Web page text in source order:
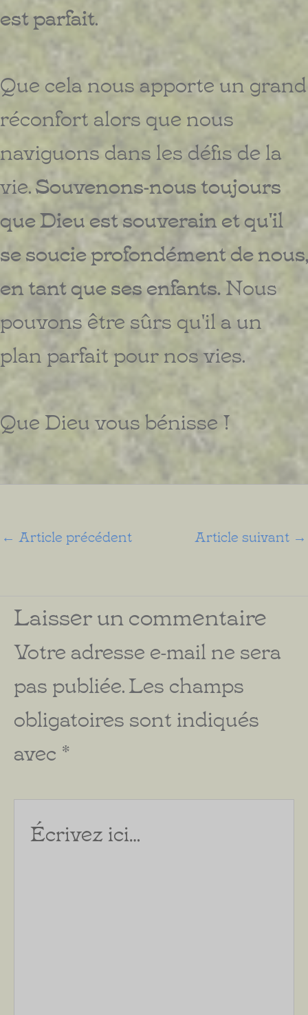
est parfait.
Que cela nous apporte un grand
réconfort alors que nous
naviguons dans les défis de la
vie.Souvenons-nous toujours
que Dieu est souverain et qu'il
se soucie profondément de nous,
en tant que ses enfants.Nous
pouvons être sûrs qu'il a un
plan parfait pour nos vies.
Que Dieu vous bénisse !
← Article précédent Article suivant →
Laisser un commentaire
Votre adresse e-mail ne sera
pas publiée.Les champs
obligatoires sont indiqués
avec *
Écrivez
ici…